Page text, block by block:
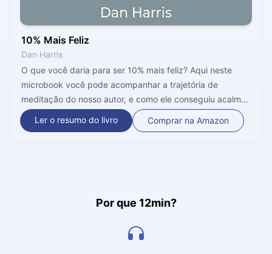
10% Mais Feliz
Dan Harris
O que você daria para ser 10% mais feliz? Aqui neste
microbook você pode acompanhar a trajetória de
meditação do nosso autor, e como ele conseguiu acalmar
seus pensamentos, equilibrar suas emoções, e se tornar
uma pessoa muito mais feliz através da espiritualidade.
Ler o resumo do livro Comprar na Amazon
Por que 12min?